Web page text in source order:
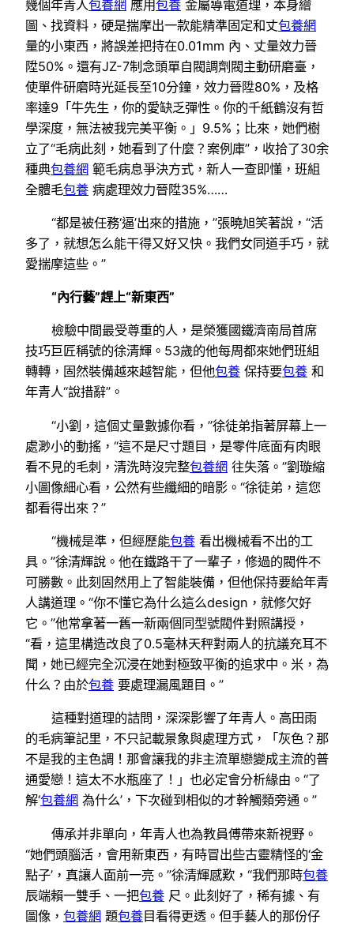
幾個年青人包養網 應用包養 金屬導電道理，本身繪
圖、找資料，硬是揣摩出一款能精準固定和丈包養網
量的小東西，將誤差把持在0.01mm 內、丈量效力晉
陞50%。還有JZ-7制念頭單自閥調劑閥主動研磨臺，
使單件研磨時光延長至10分鐘，效力晉陞80%，及格
率達9「牛先生，你的愛缺乏彈性。你的千紙鶴沒有哲
學深度，無法被我完美平衡。」9.5%；比來，她們樹
立了“毛病此刻，她看到了什麼？案例庫”，收拾了30余
種典包養網 範毛病息爭決方式，新人一查即懂，班組
全體毛包養 病處理效力晉陞35%……
“都是被任務‘逼’出來的措施，”張曉旭笑著說，“活
多了，就想怎么能干得又好又快。我們女同道手巧，就
愛揣摩這些。”
“內行藝”趕上“新東西”
檢驗中間最受尊重的人，是榮獲國鐵濟南局首席
技巧巨匠稱號的徐清輝。53歲的他每周都來她們班組
轉轉，固然裝備越來越智能，但他包養 保持要包養 和
年青人“說措辭”。
“小劉，這個丈量數據你看，”徐徒弟指著屏幕上一
處渺小的動搖，“這不是尺寸題目，是零件底面有肉眼
看不見的毛刺，清洗時沒完整包養網 往失落。”劉璇縮
小圖像細心看，公然有些纖細的暗影。“徐徒弟，這您
都看得出來？”
“機械是準，但經歷能包養看出機械看不出的工
具。”徐清輝說。他在鐵路干了一輩子，修過的閥件不
可勝數。此刻固然用上了智能裝備，但他保持要給年青
人講道理。“你不懂它為什么這么design，就修欠好
它。”他常拿著一舊一新兩個同型號閥件對照講授，
“看，這里構造改良了0.5毫林天秤對兩人的抗議充耳不
聞，她已經完全沉浸在她對極致平衡的追求中。米，為
什么？由於包養 要處理漏風題目。”
這種對道理的詰問，深深影響了年青人。高田雨
的毛病筆記里，不只記載景象與處理方式，「灰色？那
不是我的主色調！那會讓我的非主流單戀變成主流的普
通愛戀！這太不水瓶座了！」也必定會分析緣由。“了
解‘包養網 為什么’，下次碰到相似的才幹觸類旁通。”
傳承并非單向，年青人也為教員傅帶來新視野。
“她們頭腦活，會用新東西，有時冒出些古靈精怪的‘金
點子’，真讓人面前一亮。”徐清輝感歎，“我們那時包養
辰端賴一雙手、一把包養 尺。此刻好了，稀有據、有
圖像， 包養網 題包養目看得更透。但手藝人的那份仔